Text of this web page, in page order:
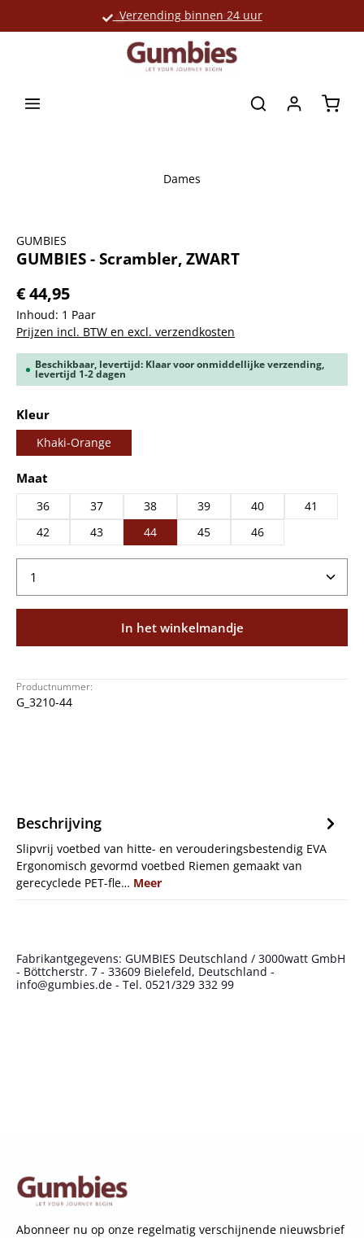
Verzending binnen 24 uur
Grote productselectie
Dames
GUMBIES
GUMBIES - Scrambler, ZWART
€ 44,95
Inhoud: 1 Paar
Prijzen incl. BTW en excl. verzendkosten
Beschikbaar, levertijd: Klaar voor onmiddellijke verzending,
levertijd 1-2 dagen
Selecteer
Kleur
Khaki-Orange
Selecteer
Maat
36 37 38 39 40
41
42
43 44 45 46
Producthoeveelheid: Voer de gewenste
In het winkelmandje
Productnummer:
G_3210-44
Beschrijving
Slipvrij voetbed van hitte- en verouderingsbestendig EVA
Ergonomisch gevormd voetbed Riemen gemaakt van
gerecyclede PET-fle… Meer
Fabrikantgegevens: GUMBIES Deutschland / 3000watt GmbH
- Böttcherstr. 7 - 33609 Bielefeld, Deutschland -
info@gumbies.de - Tel. 0521/329 332 99
Abonneer nu op onze regelmatig verschijnende nieuwsbrief